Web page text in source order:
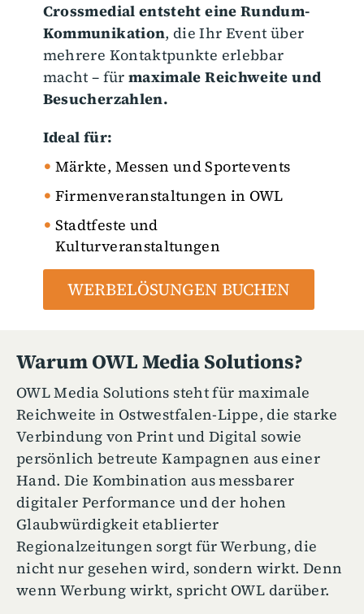
Crossmedial entsteht eine Rundum-
Kommunikation, die Ihr Event über
mehrere Kontaktpunkte erlebbar
macht – für maximale Reichweite und
Besucherzahlen.
Ideal für:
Märkte, Messen und Sportevents
Firmenveranstaltungen in OWL
Stadtfeste und
Kulturveranstaltungen
WERBELÖSUNGEN BUCHEN
Warum OWL Media Solutions?
OWL Media Solutions steht für maximale
Reichweite in Ostwestfalen-Lippe, die starke
Verbindung von Print und Digital sowie
persönlich betreute Kampagnen aus einer
Hand. Die Kombination aus messbarer
digitaler Performance und der hohen
Glaubwürdigkeit etablierter
Regionalzeitungen sorgt für Werbung, die
nicht nur gesehen wird, sondern wirkt. Denn
wenn Werbung wirkt, spricht OWL darüber.